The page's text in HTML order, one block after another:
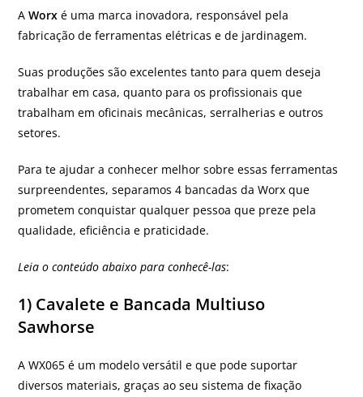
AWorx é uma marca inovadora, responsável pela
fabricação de ferramentas elétricas e de jardinagem.
Suas produções são excelentes tanto para quem deseja
trabalhar em casa, quanto para os profissionais que
trabalham em oficinais mecânicas, serralherias e outros
setores.
Para te ajudar a conhecer melhor sobre essas ferramentas
surpreendentes, separamos 4 bancadas da Worx que
prometem conquistar qualquer pessoa que preze pela
qualidade, eficiência e praticidade.
Leia o conteúdo abaixo para conhecê-las:
1) Cavalete e Bancada Multiuso
Sawhorse
A WX065 é um modelo versátil e que pode suportar
diversos materiais, graças ao seu sistema de fixação